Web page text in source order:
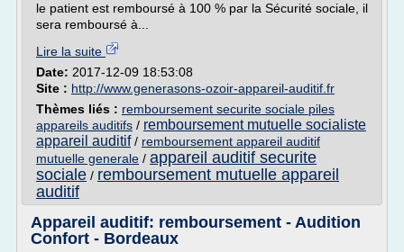
le patient est remboursé à 100 % par la Sécurité sociale, il
sera remboursé à...
Lire la suite
Date: 2017-12-09 18:53:08
Site : http://www.generasons-ozoir-appareil-auditif.fr
Thèmes liés : remboursement securite sociale piles
appareils auditifs / remboursement mutuelle socialiste
appareil auditif/ remboursement appareil auditif
mutuelle generale / appareil auditif securite
sociale / remboursement mutuelle appareil
auditif
Appareil auditif: remboursement - Audition
Confort - Bordeaux